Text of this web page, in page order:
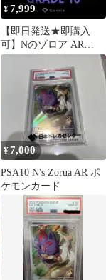
¥7,999
【即日発送★即購入
可】Nのゾロア AR
gemix GRADE10
¥7,000
PSA10 N's Zorua AR ポ
ケモンカード